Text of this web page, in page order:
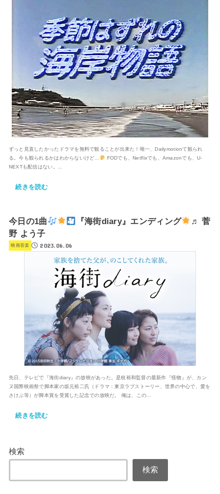
ずっと見直したかったドラマを無料で観ることが出来た！唯一、Dailymotionて観られ
る。今も観られるかはわからないけど…
FODでも、Netflixでも、Amazonでも、U-
NEXTも配信はない。...
続きを読む
今日の1曲 『海街diary』エンディング
♬ 菅
野 よう子
映画音楽 2023.06.06
先日、テレビで『海街diary』の放映があった。是枝裕和監督の最新作『怪物』が、カン
ヌ国際映画祭で脚本家の坂元裕二氏（ドラマ：東京ラブストーリー、世界の中心で、愛を
さけぶ等）が脚本賞を受賞した記念での放映だ。 俺は、この...
続きを読む
検索
検索